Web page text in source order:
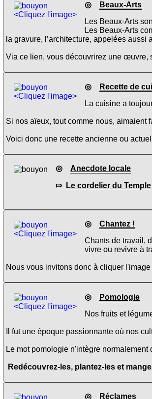
<Cliquez l'image>
◎
Beaux-Arts
Les Beaux-Arts
Les Beaux-Arts
la gravure, l’architecture, appelées
Via ce lien, vous découvrirez une œuvre,
<Cliquez l'image>
◎
Recette de
La cuisine a
Si nos aïeux, tout comme nous, aimaient
Voici donc une recette ancienne ou
◎ Anecdote locale
⤇ Le cordelier du Temple
<Cliquez l'image>
◎ Chantez !
Chants de travail,
vivre ou revivre à
Nous vous invitons donc à cliquer
<Cliquez l'image>
◎
Pomologie
Nos fruits et
Il fut une époque passionnante où nos
Le mot pomologie n'intègre
Redécouvrez-les, plantez-les et
◎ Réclames